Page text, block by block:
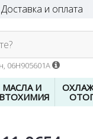
Доставка и оплата
06H905601A
МАСЛА И